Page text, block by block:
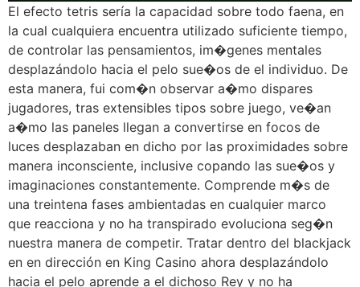
El efecto tetris serí­a la capacidad sobre todo faena, en
la cual cualquiera encuentra utilizado suficiente tiempo,
de controlar las pensamientos, im�genes mentales
desplazándolo hacia el pelo sue�os de el individuo. De
esta manera, fui com�n observar a�mo dispares
jugadores, tras extensibles tipos sobre juego, ve�an
a�mo las paneles llegan a convertirse en focos de
luces desplazaban en dicho por las proximidades sobre
manera inconsciente, inclusive copando las sue�os y
imaginaciones constantemente. Comprende m�s de
una treintena fases ambientadas en cualquier marco
que reacciona y no ha transpirado evoluciona seg�n
nuestra manera de competir. Tratar dentro del blackjack
en en dirección en King Casino ahora desplazándolo
hacia el pelo aprende a el dichoso Rey y no ha